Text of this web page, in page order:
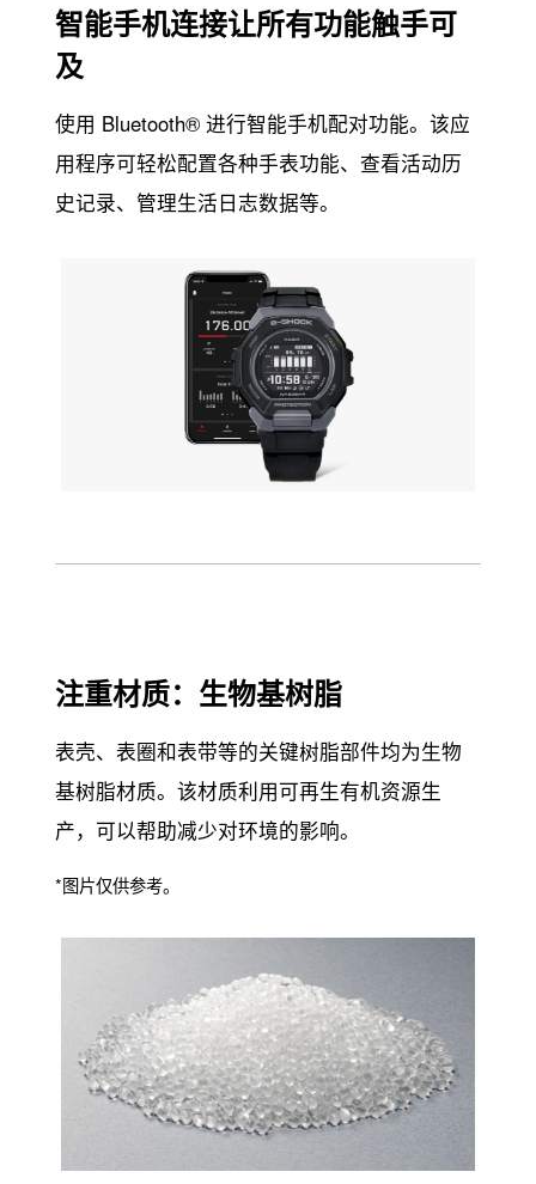
智能手机连接让所有功能触手可
及
使用 Bluetooth® 进行智能手机配对功能。该应
用程序可轻松配置各种手表功能、查看活动历
史记录、管理生活日志数据等。
注重材质：生物基树脂
表壳、表圈和表带等的关键树脂部件均为生物
基树脂材质。该材质利用可再生有机资源生
产，可以帮助减少对环境的影响。
*图片仅供参考。